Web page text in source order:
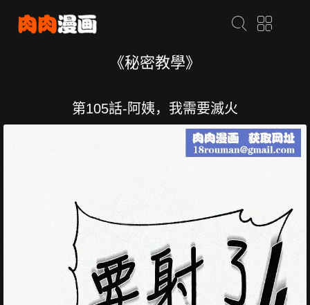
《秘密教學》
第105話-阿姨，我需要滅火